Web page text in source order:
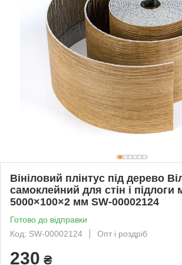
Вініловий плінтус під дерево
самоклейний для стін і підлоги
5000×100×2 мм SW-00002124
Готово до відправки
Код: SW-00002124
Опт і роздріб
230 ₴